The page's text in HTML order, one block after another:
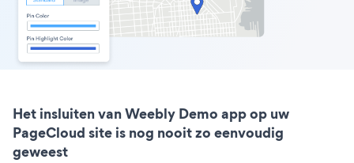
Het insluiten van Weebly Demo app op uw
PageCloud site is nog nooit zo eenvoudig
geweest